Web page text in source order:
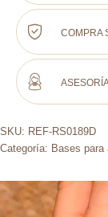
COMPRA
SKU: REF-RS0189D
Categoría: Bases para